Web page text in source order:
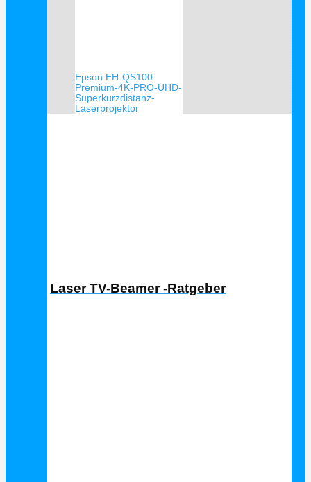
Epson EH-QS100
Premium-4K-PRO-UHD-
Superkurzdistanz-
Laserprojektor
Laser TV-Beamer -Ratgeber